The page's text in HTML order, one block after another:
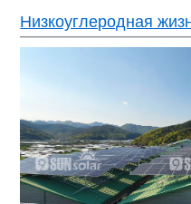
Низкоуглеродная